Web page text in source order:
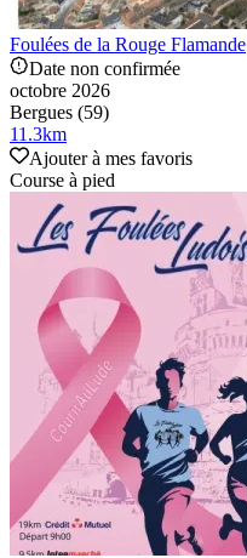
Foulées de la Rouge Flamande
Date non confirmée
octobre 2026
Bergues (59)
11.3km
Ajouter à mes favoris
Course à pied